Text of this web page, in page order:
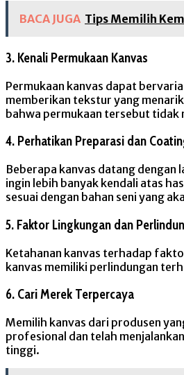
BACA JUGA Tips Memilih
3. Kenali Permukaan Kanvas
Permukaan kanvas dapat
memberikan tekstur yang
bahwa permukaan tersebut tidak
4. Perhatikan Preparasi dan
Beberapa kanvas datang dengan
ingin lebih banyak kendali atas
sesuai dengan bahan seni yang
5. Faktor Lingkungan dan
Ketahanan kanvas terhadap
kanvas memiliki perlindungan
6. Cari Merek Terpercaya
Memilih kanvas dari produsen
profesional dan telah
tinggi.